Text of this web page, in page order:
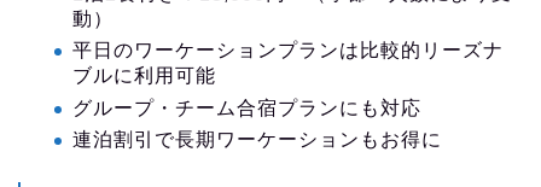
動）
平日のワーケーションプランは比較的リーズナ
ブルに利用可能
グループ・チーム合宿プランにも対応
連泊割引で長期ワーケーションもお得に